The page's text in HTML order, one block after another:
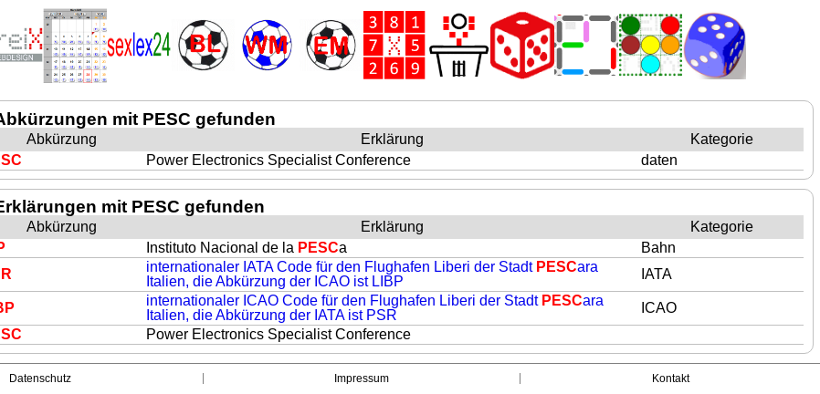
mit PESC gefunden
Abkürzung Erklärung
Kategorie
Power Electronics Specialist Conference daten
mit PESC gefunden
Abkürzung Erklärung
Kategorie
Instituto Nacional de la PESCa
Bahn
internationaler IATA Code für den Flughafen Liberi der Stadt PESCara
Italien, die Abkürzung der ICAO ist LIBP
IATA
internationaler ICAO Code für den Flughafen Liberi der Stadt PESCara
Italien, die Abkürzung der IATA ist PSR
ICAO
Power Electronics Specialist Conference
Datenschutz Impressum Kontakt